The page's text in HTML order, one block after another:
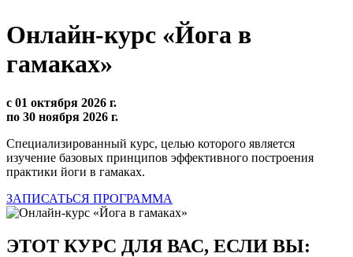
Онлайн-курс «Йога в
гамаках»
с 01 октября 2026 г.
по 30 ноября 2026 г.
Специализированный курс, целью которого является
изучение базовых принципов эффективного построения
практики йоги в гамаках.
ЗАПИСАТЬСЯ ПРОГРАММА
ЭТОТ КУРС ДЛЯ ВАС, ЕСЛИ ВЫ: